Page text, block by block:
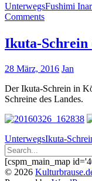
UnterwegsFushimi
Comments
Ikuta-Schrein
28 März, 2016 Jan
Der Ikuta-Schrein in
Schreine des Landes.
UnterwegsIkuta-
Search
for:
[cspm_main_map
© 2026